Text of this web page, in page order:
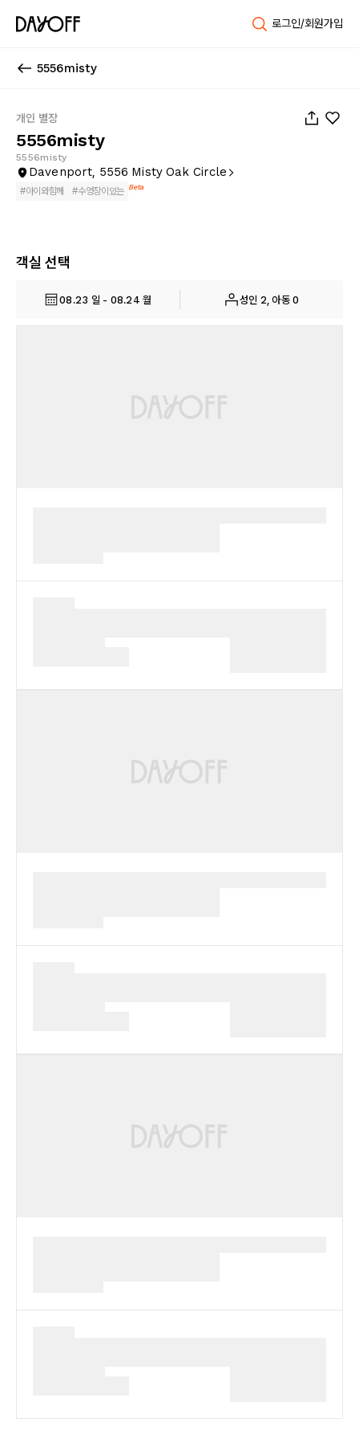
로그인/회원가입
5556misty
개인 별장
5556misty
5556misty
Davenport, 5556 Misty Oak Circle
#아이와함께 #수영장이있는 Beta
객실 선택
08.23 일 - 08.24 월 성인 2, 아동 0